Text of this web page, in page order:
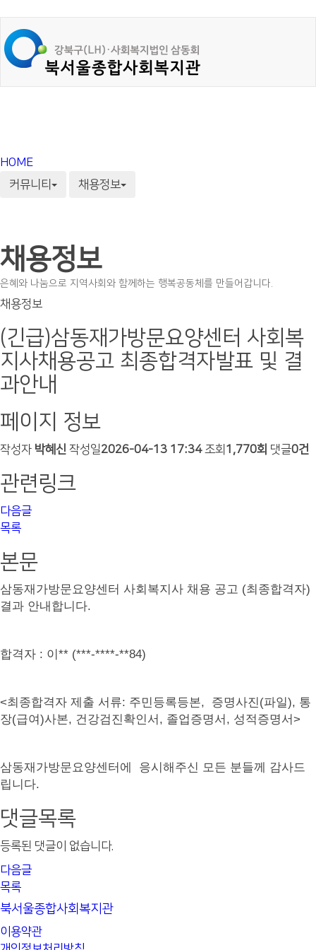
HOME
커뮤니티
채용정보
채용정보
은혜와 나눔으로 지역사회와 함께하는 행복공동체를 만들어갑니다.
채용정보
(긴급)삼동재가방문요양센터 사회복
지사채용공고 최종합격자발표 및 결
과안내
페이지 정보
작성자 박혜신 작성일2026-04-13 17:34조회 1,770회 댓글0건
관련링크
다음글
목록
본문
삼동재가방문요양센터 사회복지사 채용 공고 (최종합격자)
결과 안내합니다.
합격자 : 이** (***-****-**84)
<최종합격자 제출 서류: 주민등록등본, 증명사진(파일), 통
장(급여)사본, 건강검진확인서 , 졸업증명서, 성적증명서>
삼동재가방문요양센터에 응시해주신 모든 분들께 감사드
립니다.
댓글목록
등록된 댓글이 없습니다.
다음글
목록
북서울종합사회복지관
이용약관